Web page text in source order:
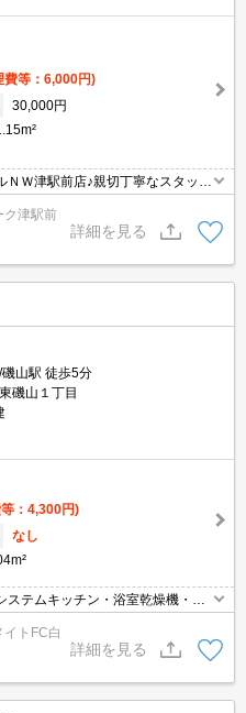
費等：6,000円)
30,000円
Ｗ津駅前店♪親切丁寧なスタッフ
てくれます＊。お部屋探しが初め
と言う方も、是非一度足を運んで
ク津駅前
詳細を見る
山駅 徒歩5分
磯山１丁目
：4,300円)
なし
テムキッチン・浴室乾燥機・室
コンなど便利な設備が揃っていま
トFC白
詳細を見る